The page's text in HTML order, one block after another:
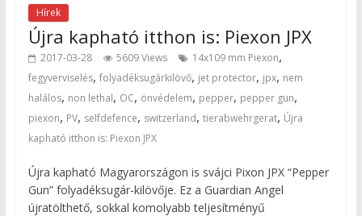
Hírek
Újra kapható itthon is: Piexon JPX
2017-03-28 5609 Views 14x109 mm Piexon,
fegyverviselés, folyadéksugárkilövő, jet protector, jpx, nem
halálos, non lethal, OC, önvédelem, pepper, pepper gun,
piexon, PV, selfdefence, switzerland, tierabwehrgerat, Újra
kapható itthon is: Piexon JPX
Újra kapható Magyarországon is svájci Pixon JPX “Pepper
Gun” folyadéksugár-kilövője. Ez a Guardian Angel
újratölthető, sokkal komolyabb teljesítményű